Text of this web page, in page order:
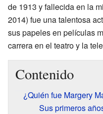
de 1913 y fallecida en la
2014) fue una talentosa
sus papeles en películas
carrera en el teatro y la
Contenido
¿Quién fue Margery
Sus primeros